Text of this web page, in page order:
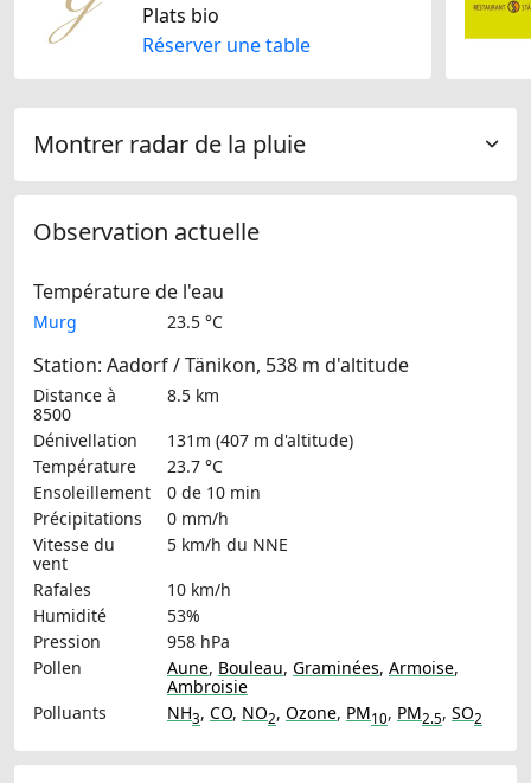
Plats bio
Réserver une table
Montrer radar de la pluie
Observation actuelle
Température de l'eau
Murg 23.5 °C
Station: Aadorf / Tänikon, 538 m d'altitude
Distance à
8500
8.5 km
Dénivellation
131m (407 m d'altitude)
Température
23.7 °C
Ensoleillement
0 de 10 min
Précipitations
0 mm/h
Vitesse du
vent
5 km/h du NNE
Rafales
10 km/h
Humidité
53%
Pression
958 hPa
Pollen
Aune, Bouleau, Graminées, Armoise,
Ambroisie
Polluants
NH3, CO, NO2, Ozone, PM10, PM2.5, SO2